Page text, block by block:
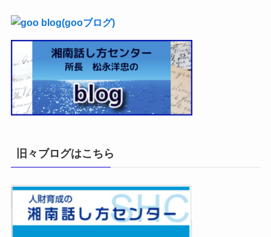
旧々ブログはこちら